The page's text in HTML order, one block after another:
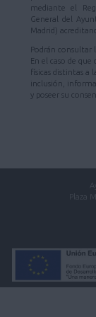
mediante el
General del
Madrid)
Podrán consultar
En el caso de
físicas distintas a
inclusión,
y poseer su
Plaza